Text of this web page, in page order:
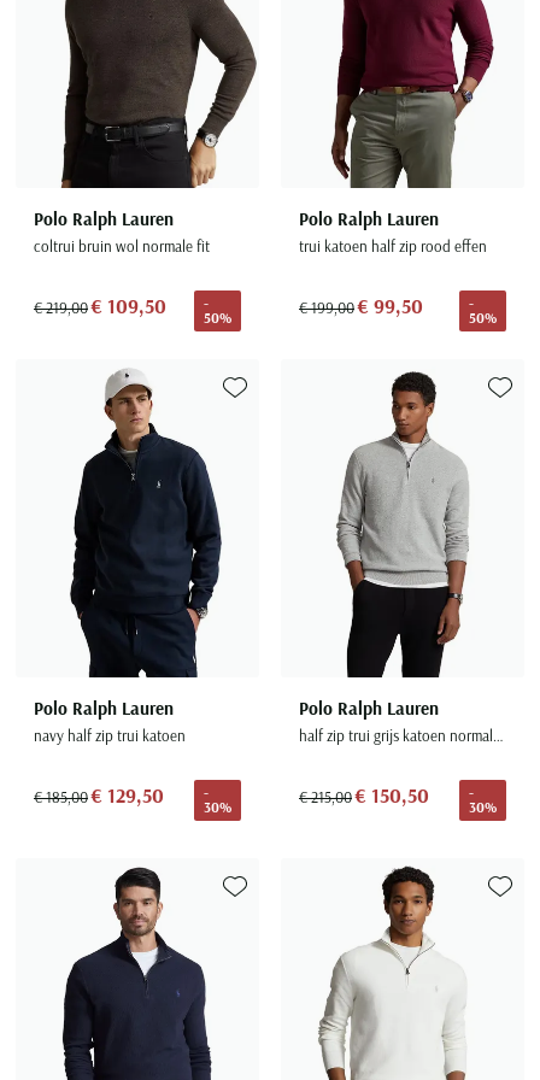
Polo Ralph Lauren
coltrui bruin wol normale fit
€ 219,00€ 109,50
-
50%
Polo Ralph Lauren
trui katoen half zip rood effen
€ 199,00€ 99,50
-
50%
Polo Ralph Lauren
navy half zip trui katoen
€ 185,00€ 129,50
-
30%
Toevoegen aan favorieten
Polo Ralph Lauren
half zip trui grijs katoen normale fit
€ 215,00€ 150,50
-
30%
Toevoegen aan favorieten